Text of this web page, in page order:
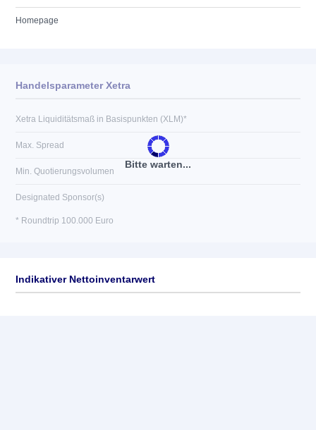
Homepage
Bitte warten...
Handelsparameter Xetra
Xetra Liquiditätsmaß in Basispunkten (XLM)*
Max. Spread
Min. Quotierungsvolumen
Designated Sponsor(s)
* Roundtrip 100.000 Euro
Indikativer Nettoinventarwert